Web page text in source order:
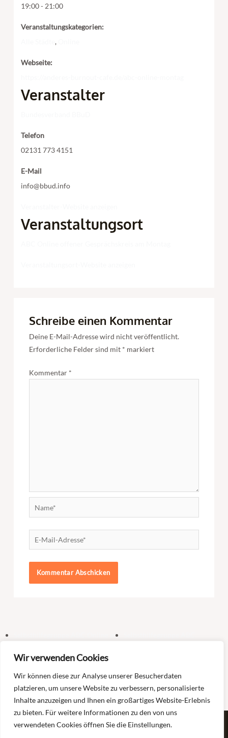
Wir verwenden Cookies
Wir können diese zur Analyse unserer Besucherdaten
platzieren, um unsere Website zu verbessern, personalisierte
Inhalte anzuzeigen und Ihnen ein großartiges Website-Erlebnis
zu bieten. Für weitere Informationen zu den von uns
verwendeten Cookies öffnen Sie die Einstellungen.
19:00 - 21:00
Veranstaltungskategorien:
Alle Städte,
Webseite:
Veranstaltungsort
Veranstalter
Telefon
02131 773 4151
E-Mail
info@bbud.info
Schreibe einen Kommentar
Deine E-Mail-Adresse wird nicht veröffentlicht.
Erforderliche Felder sind mit * markiert
Kommentar *
Name*
Mail-
Adresse*
Selbsthilfegruppe ABC Online am
wieder in Alltag & Beruf
setzen
Copyright © 2026 Selbsthilfe Burnout und Depression